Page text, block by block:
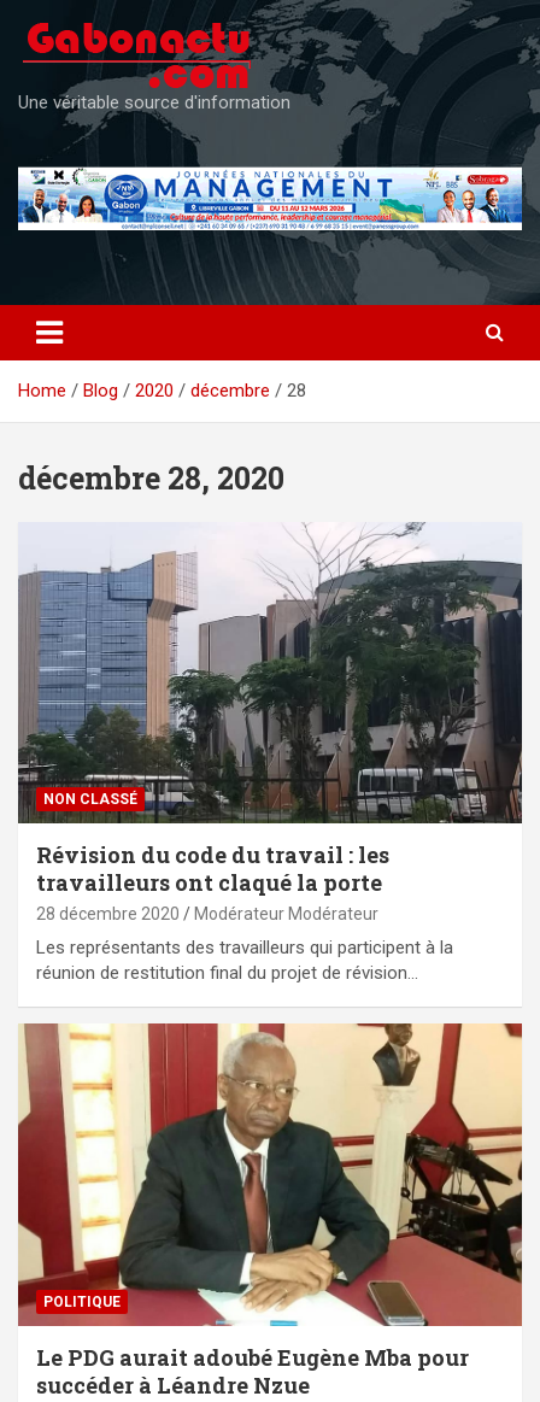
content
Une véritable source d'information
Home Blog 2020 décembre 28
décembre 28, 2020
NON CLASSÉ
Révision du code du travail : les
travailleurs ont claqué la porte
28 décembre 2020 Modérateur Modérateur
Les représentants des travailleurs qui participent à la
réunion de restitution final du projet de révision…
POLITIQUE
Le PDG aurait adoubé Eugène Mba pour
succéder à Léandre Nzue